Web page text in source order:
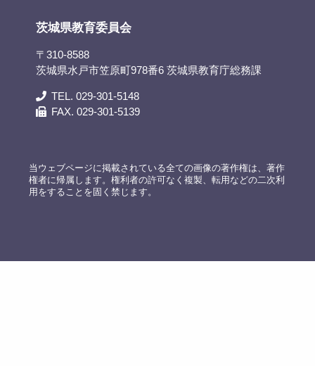
茨城県教育委員会
〒310-8588
茨城県水戸市笠原町978番6 茨城県教育庁総務課
TEL. 029-301-5148
FAX. 029-301-5139
当ウェブページに掲載されている全ての画像の著作権は、著作
権者に帰属します。権利者の許可なく複製、転用などの二次利
用をすることを固く禁じます。